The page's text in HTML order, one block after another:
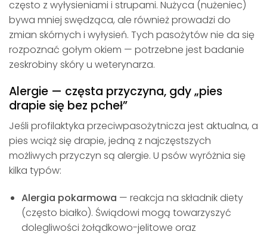
często z wyłysieniami i strupami. Nużyca (nużeniec)
bywa mniej swędząca, ale również prowadzi do
zmian skórnych i wyłysień. Tych pasożytów nie da się
rozpoznać gołym okiem — potrzebne jest badanie
zeskrobiny skóry u weterynarza.
Alergie — częsta przyczyna, gdy „pies
drapie się bez pcheł”
Jeśli profilaktyka przeciwpasożytnicza jest aktualna, a
pies wciąż się drapie, jedną z najczęstszych
możliwych przyczyn są alergie. U psów wyróżnia się
kilka typów:
Alergia pokarmowa — reakcja na składnik diety
(często białko). Świądowi mogą towarzyszyć
dolegliwości żołądkowo-jelitowe oraz